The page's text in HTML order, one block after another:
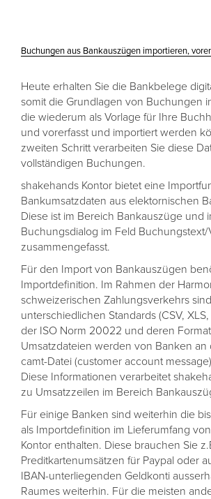
Buchungen aus Bankauszügen importieren,
Heute erhalten Sie die Bankbelege
somit die Grundlagen von Buchungen
die wiederum als Vorlage für Ihre
und vorerfasst und importiert werden
zweiten Schritt verarbeiten Sie diese
vollständigen Buchungen.
shakehands Kontor bietet eine
Bankumsatzdaten aus elektornischen
Diese ist im Bereich Bankauszüge und
Buchungsdialog im Feld Buchungstext/
zusammengefasst.
Für den Import von Bankauszügen
Importdefinition. Im Rahmen der
schweizerischen Zahlungsverkehrs
unterschiedlichen Standards (CSV,
der ISO Norm 20022 und deren
Umsatzdateien werden von Banken an
camt-Datei (customer account
Diese Informationen verarbeitet
zu Umsatzzeilen im Bereich
Für einige Banken sind weiterhin die
als Importdefinition im Lieferumfang
Kontor enthalten. Diese brauchen Sie
Preditkartenumsätzen für Paypal oder
IBAN-unterliegenden Geldkonti
Raumes weiterhin. Für die meisten